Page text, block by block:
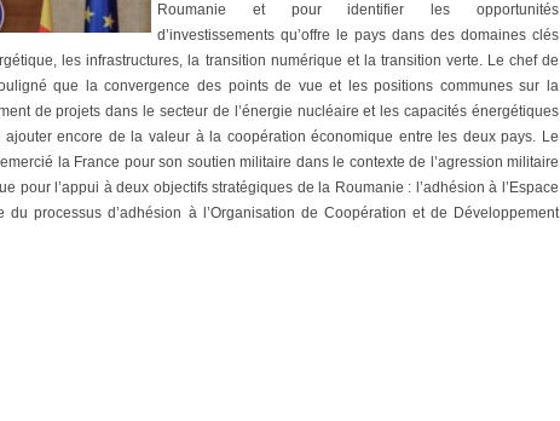
Roumanie et pour identifier les opportunités
d’investissements qu’offre le pays dans des domaines clés
les infrastructures, la transition numérique et la transition verte. Le chef de
que la convergence des points de vue et les positions communes sur la
de projets dans le secteur de l’énergie nucléaire et les capacités énergétiques
ajouter encore de la valeur à la coopération économique entre les deux pays. Le
la France pour son soutien militaire dans le contexte de l’agression militaire
pour l’appui à deux objectifs stratégiques de la Roumanie : l’adhésion à l’Espace
du processus d’adhésion à l’Organisation de Coopération et de Développement